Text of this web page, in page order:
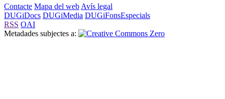
Contacte Mapa del web Avís legal
DUGiDocs DUGiMedia DUGiFonsEspecials
RSS OAI
Metadades subjectes a: